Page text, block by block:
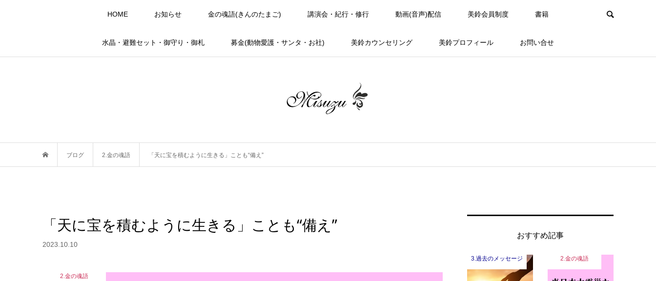
HOME お知らせ 金の魂語(きんのたまご) 講演会・紀行・修行 動画(音声)配信 美鈴会員制度 書籍
水晶・避難セット・御守り・御札 募金(動物愛護・サンタ・お社) 美鈴カウンセリング 美鈴プロフィール お問い合せ
ブログ 2.金の魂語 「天に宝を積むように生きる」ことも“備え”
「天に宝を積むように生きる」ことも“備え”
2023.10.10
2.金の魂語
おすすめ記事
3.過去のメッセージ 2.金の魂語